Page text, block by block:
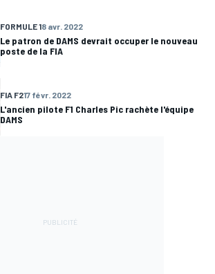
FORMULE 18 avr. 2022
Le patron de DAMS devrait occuper le nouveau
poste de la FIA
FIA F217 févr. 2022
L'ancien pilote F1 Charles Pic rachète l'équipe
DAMS